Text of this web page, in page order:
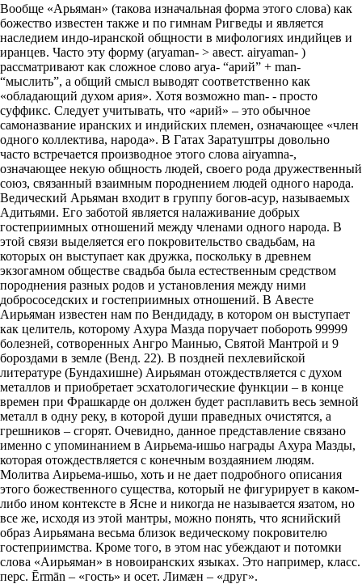
Вообще «Арьяман» (такова изначальная форма этого слова) как
божество известен также и по гимнам Ригведы и является
наследием индо-иранской общности в мифологиях индийцев и
иранцев. Часто эту форму (aryaman- > авест. airyaman- )
рассматривают как сложное слово arya- “арий” + man-
“мыслить”, а общий смысл выводят соответственно как
«обладающий духом ария». Хотя возможно man- - просто
суффикс. Следует учитывать, что «арий» – это обычное
самоназвание иранских и индийских племен, означающее «член
одного коллектива, народа». В Гатах Заратуштры довольно
часто встречается производное этого слова airyamna-,
означающее некую общность людей, своего рода дружественный
союз, связанный взаимным породнением людей одного народа.
Ведический Арьяман входит в группу богов-асур, называемых
Адитьями. Его заботой является налаживание добрых
гостеприимных отношений между членами одного народа. В
этой связи выделяется его покровительство свадьбам, на
которых он выступает как дружка, поскольку в древнем
экзогамном обществе свадьба была естественным средством
породнения разных родов и установления между ними
добрососедских и гостеприимных отношений. В Авесте
Аирьяман известен нам по Вендидаду, в котором он выступает
как целитель, которому Ахура Мазда поручает побороть 99999
болезней, сотворенных Ангро Маинью, Святой Мантрой и 9
бороздами в земле (Венд. 22). В поздней пехлевийской
литературе (Бундахишне) Аирьяман отождествляется с духом
металлов и приобретает эсхатологические функции – в конце
времен при Фрашкарде он должен будет расплавить весь земной
металл в одну реку, в которой души праведных очистятся, а
грешников – сгорят. Очевидно, данное представление связано
именно с упоминанием в Аирьема-ишьо награды Ахура Мазды,
которая отождествляется с конечным воздаянием людям.
Молитва Аирьема-ишьо, хоть и не дает подробного описания
этого божественного существа, который не фигурирует в каком-
либо ином контексте в Ясне и никогда не называется язатом, но
все же, исходя из этой мантры, можно понять, что яснийский
образ Аирьямана весьма близок ведическому покровителю
гостеприимства. Кроме того, в этом нас убеждают и потомки
слова «Аирьяман» в новоиранских языках. Это например, класс.
перс. Ērmān – «гость» и осет. Лимæн – «друг».